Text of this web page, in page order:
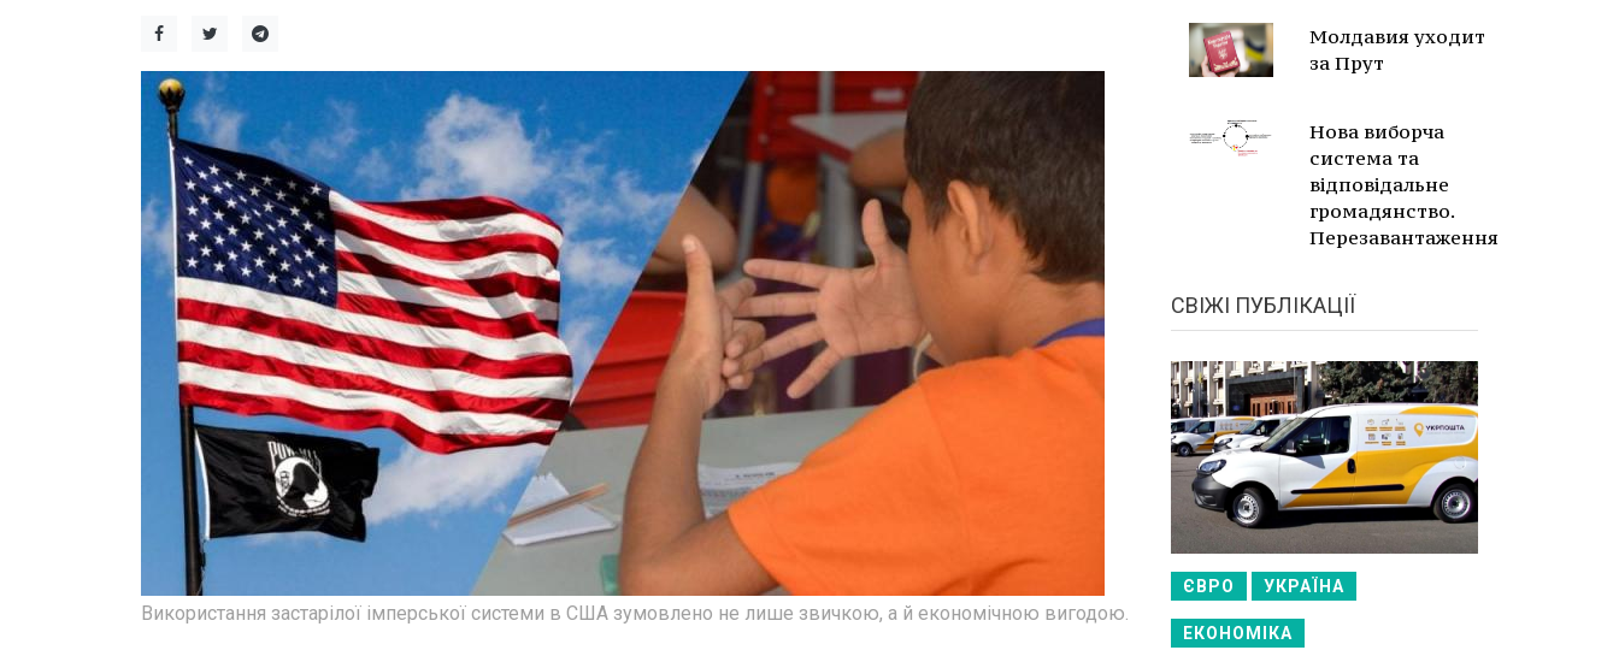
Використання застарілої імперської системи в США зумовлено не лише звичкою, а й економічною вигодою.
Молдавия уходит
за Прут
Нова виборча
система та
відповідальне
громадянство.
Перезавантаження
СВІЖІ ПУБЛІКАЦІЇ
ЄВРО УКРАЇНА
ЕКОНОМІКА